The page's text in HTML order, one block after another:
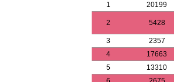
1
20199
2 5428
3 2357
4
17663
5
13310